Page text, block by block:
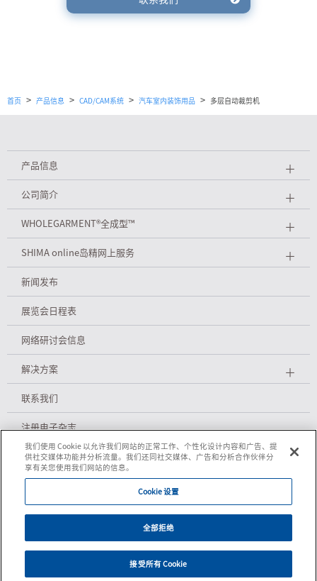
首页 > 产品信息 > CAD/CAM系统 > 汽车室内装饰用品 > 多层自动裁剪机
产品信息 ＋
公司简介 ＋
WHOLEGARMENT®全成型™ ＋
SHIMA online岛精网上服务 ＋
新闻发布
展览会日程表
网络研讨会信息
解决方案 ＋
联系我们
注册电子杂志
隐私政策
使用条件
2026SHIMA SEIKI MFG., LTD.
我们使用 Cookie 以允许我们网站的正常工作、个性化设计内容和广告、提
供社交媒体功能并分析流量。我们还同社交媒体、广告和分析合作伙伴分
享有关您使用我们网站的信息。
Cookie 设置
全部拒绝
接受所有 Cookie